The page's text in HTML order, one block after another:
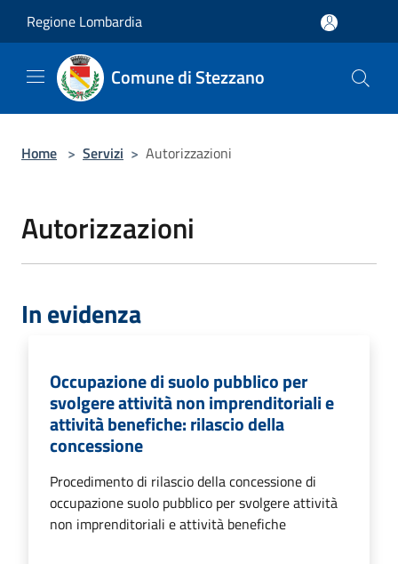
Regione Lombardia
Comune di Stezzano
Home > Servizi > Autorizzazioni
Autorizzazioni
In evidenza
Occupazione di suolo pubblico per
svolgere attività non imprenditoriali e
attività benefiche: rilascio della
concessione
Procedimento di rilascio della concessione di
occupazione suolo pubblico per svolgere attività
non imprenditoriali e attività benefiche